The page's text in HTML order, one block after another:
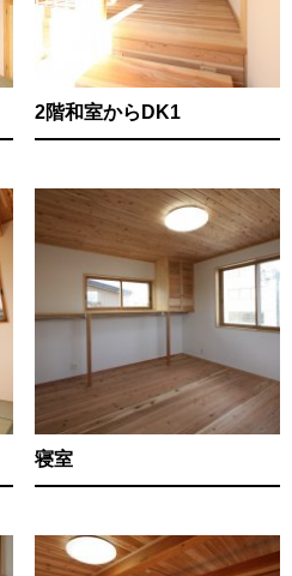
2階和室からDK1
寝室